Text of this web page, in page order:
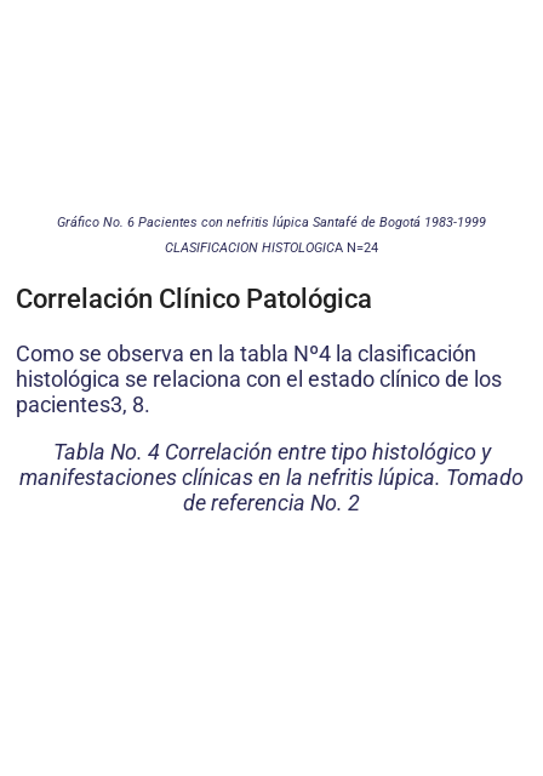
Gráfico No. 6 Pacientes con nefritis lúpica Santafé de Bogotá 1983-1999
CLASIFICACION HISTOLOGICA N=24
Correlación Clínico Patológica
Como se observa en la tabla Nº4 la clasificación
histológica se relaciona con el estado clínico de los
pacientes3, 8.
Tabla No. 4 Correlación entre tipo histológico y
manifestaciones clínicas en la nefritis lúpica. Tomado
de referencia No. 2